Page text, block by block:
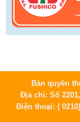
Bản quyền
Địa chỉ: Số
Điện thoại: (